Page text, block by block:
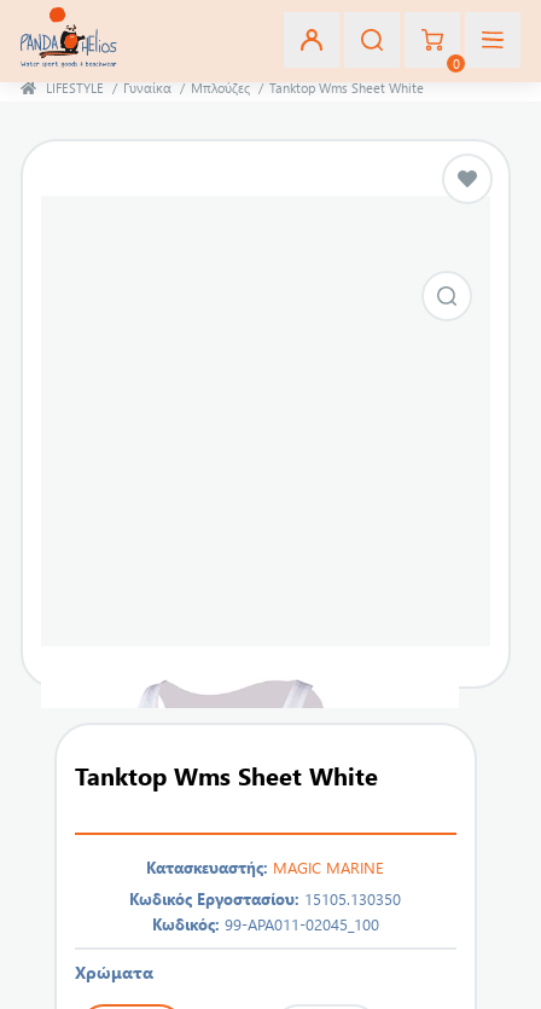
0
LIFESTYLE / Γυναίκα / Μπλούζες / Tanktop Wms Sheet White
Tanktop Wms Sheet White
Κατασκευαστής: MAGIC MARINE
Κωδικός Εργοστασίου: 15105.130350
Κωδικός: 99-APA011-02045_100
Χρώματα